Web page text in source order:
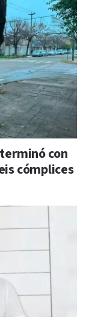
con
cómplices